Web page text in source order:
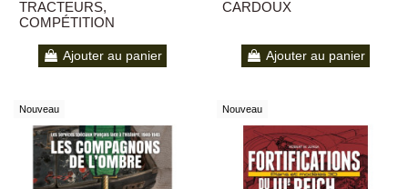
TRACTEURS,
COMPÉTITION
Ajouter au panier
CARDOUX
Ajouter au panier
Nouveau Nouveau